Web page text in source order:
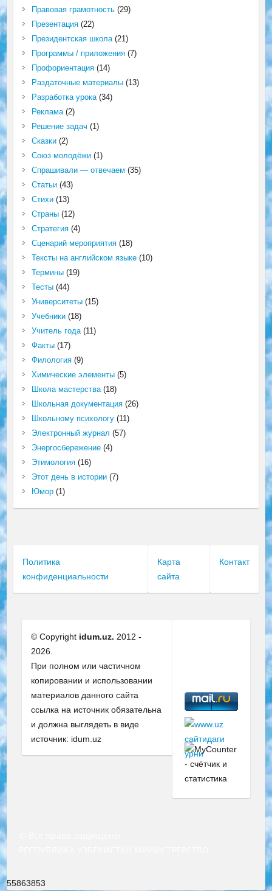
Правовая грамотность(29)
Презентация(22)
Президентская школа(21)
Программы / приложения(7)
Профориентация(14)
Раздаточные материалы(13)
Разработка урока(34)
Реклама(2)
Решение задач (1)
Сказки(2)
Союз молодёжи(1)
Спрашивали — отвечаем (35)
Статьи(43)
Стихи(13)
Страны(12)
Стратегия(4)
Сценарий мероприятия(18)
Тексты на английском языке(10)
Термины(19)
Тесты(44)
Университеты(15)
Учебники(18)
Учитель года(11)
Факты(17)
Филология(9)
Химические элементы(5)
Школа мастерства(18)
Школьная документация(26)
Школьному психологу(11)
Электронный журнал (57)
Энергосбережение(4)
Этимология(16)
Этот день в истории(7)
Юмор(1)
Политика
конфиденциальности
Карта
сайта
Контакт
© Copyright idum.uz. 2012 -
2026.
При полном или частичном
копировании и использовании
материалов данного сайта
ссылка на источник обязательна
и должна выглядеть в виде
источник: idum.uz
55863853